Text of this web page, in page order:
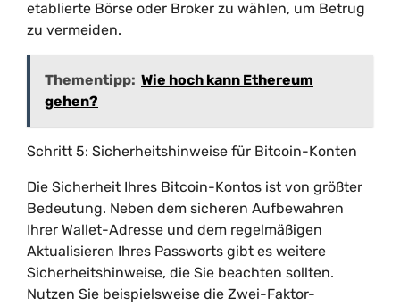
etablierte Börse oder Broker zu wählen, um Betrug
zu vermeiden.
Thementipp: Wie hoch kann Ethereum
gehen?
Schritt 5: Sicherheitshinweise für Bitcoin-Konten
Die Sicherheit Ihres Bitcoin-Kontos ist von größter
Bedeutung. Neben dem sicheren Aufbewahren
Ihrer Wallet-Adresse und dem regelmäßigen
Aktualisieren Ihres Passworts gibt es weitere
Sicherheitshinweise, die Sie beachten sollten.
Nutzen Sie beispielsweise die Zwei-Faktor-